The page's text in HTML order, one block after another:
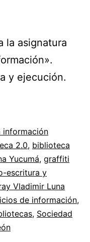
la asignatura
y ejecución.
información
2.0, biblioteca
Yucumá, graffiti
escritura y
Vladimir Luna
de información,
, Sociedad